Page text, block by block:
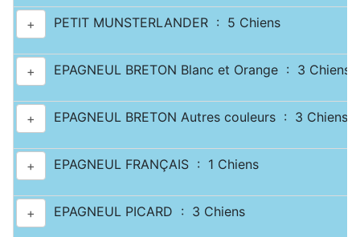
+ PETIT MUNSTERLANDER : 5 Chiens
+ EPAGNEUL BRETON Blanc et Orange : 3 Chiens
+ EPAGNEUL BRETON Autres couleurs : 3 Chiens
+ EPAGNEUL FRANÇAIS : 1 Chiens
+ EPAGNEUL PICARD : 3 Chiens